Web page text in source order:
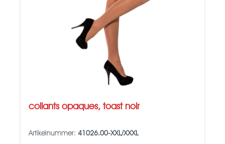
collants opaques, toast noir
Artikelnummer: 41026.00-XXL/XXXL